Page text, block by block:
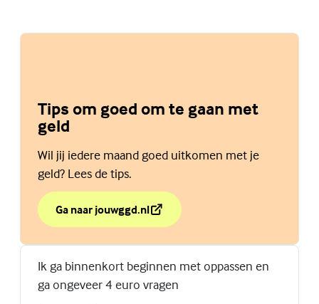
Tips om goed om te gaan met
geld
Wil jij iedere maand goed uitkomen met je
geld? Lees de tips.
Ga naar jouwggd.nl
over Tips om goed om te gaan met geld
(Externe link)
Ik ga binnenkort beginnen met oppassen en
ga ongeveer 4 euro vragen